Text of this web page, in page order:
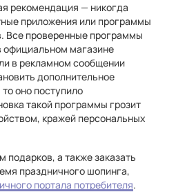
рекомендация — никогда
приложения или программы
Все проверенные программы
официальном магазине
в рекламном сообщении
дополнительное
оно поступило
такой программы грозит
кражей персональных
подарков, а также заказать
праздничного шопинга,
портала потребителя.